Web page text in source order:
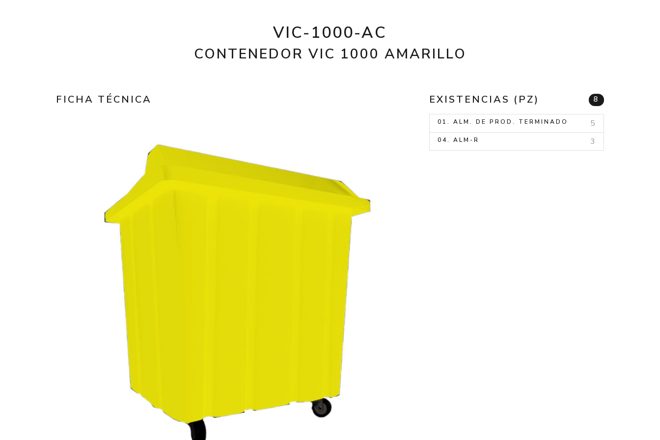
VIC-1000-AC
CONTENEDOR VIC 1000 AMARILLO
EXISTENCIAS (PZ) 8
01. ALM. DE PROD. TERMINADO 5
04. ALM-R 3
FICHA TÉCNICA